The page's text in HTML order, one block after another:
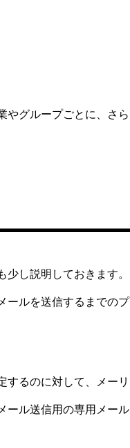
やグループごとに、さら
し説明しておきます。
ールを送信するまでのプ
るのに対して、メーリ
ール送信用の専用メール